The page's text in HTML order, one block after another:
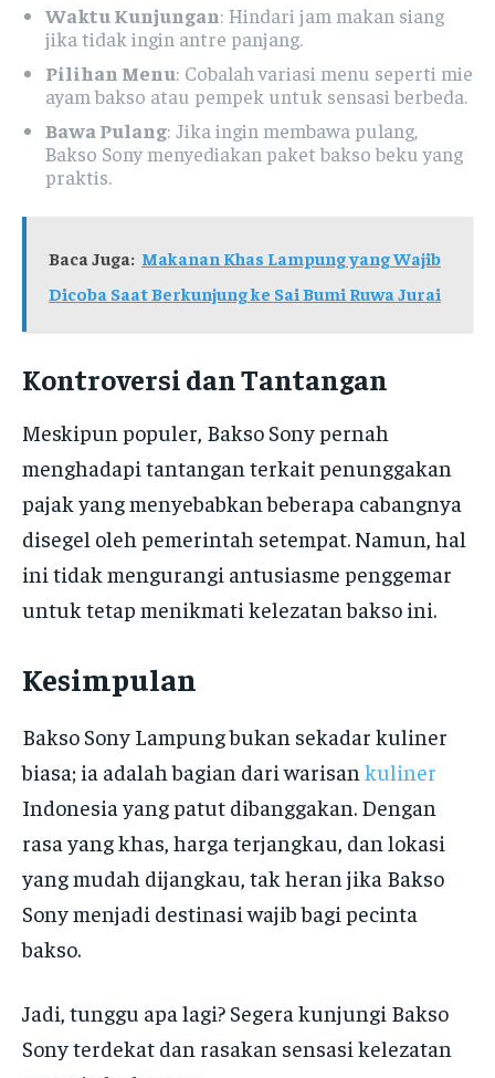
Waktu Kunjungan: Hindari jam makan siang
jika tidak ingin antre panjang.
Pilihan Menu: Cobalah variasi menu seperti mie
ayam bakso atau pempek untuk sensasi berbeda.
Bawa Pulang: Jika ingin membawa pulang,
Bakso Sony menyediakan paket bakso beku yang
praktis.
Baca Juga: Makanan Khas Lampung yang Wajib
Dicoba Saat Berkunjung ke Sai Bumi Ruwa Jurai
Kontroversi dan Tantangan
Meskipun populer, Bakso Sony pernah
menghadapi tantangan terkait penunggakan
pajak yang menyebabkan beberapa cabangnya
disegel oleh pemerintah setempat. Namun, hal
ini tidak mengurangi antusiasme penggemar
untuk tetap menikmati kelezatan bakso ini.
Kesimpulan
Bakso Sony Lampung bukan sekadar kuliner
biasa; ia adalah bagian dari warisan kuliner
Indonesia yang patut dibanggakan. Dengan
rasa yang khas, harga terjangkau, dan lokasi
yang mudah dijangkau, tak heran jika Bakso
Sony menjadi destinasi wajib bagi pecinta
bakso.
Jadi, tunggu apa lagi? Segera kunjungi Bakso
Sony terdekat dan rasakan sensasi kelezatan